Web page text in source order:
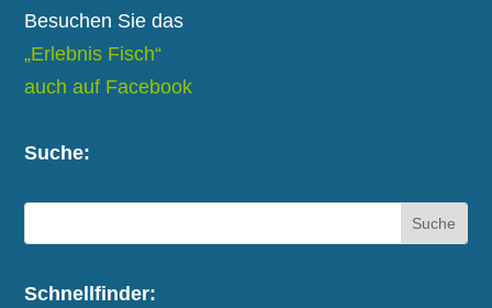
Besuchen Sie das
„Erlebnis Fisch“
auch auf Facebook
Suche:
Schnellfinder: